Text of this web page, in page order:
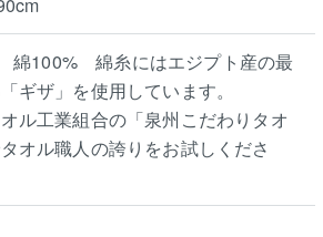
100% 綿糸にはエジプト産の最
ギザ」を使用しています。
ル工業組合の「泉州こだわりタオ
オル職人の誇りをお試しくださ